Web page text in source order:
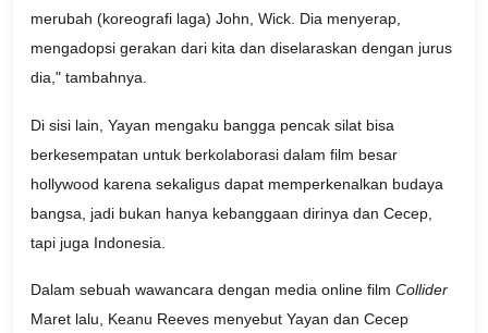
merubah (koreografi laga) John, Wick. Dia menyerap,
mengadopsi gerakan dari kita dan diselaraskan dengan jurus
dia," tambahnya.
Di sisi lain, Yayan mengaku bangga pencak silat bisa
berkesempatan untuk berkolaborasi dalam film besar
hollywood karena sekaligus dapat memperkenalkan budaya
bangsa, jadi bukan hanya kebanggaan dirinya dan Cecep,
tapi juga Indonesia.
Dalam sebuah wawancara dengan media online film Collider
Maret lalu, Keanu Reeves menyebut Yayan dan Cecep